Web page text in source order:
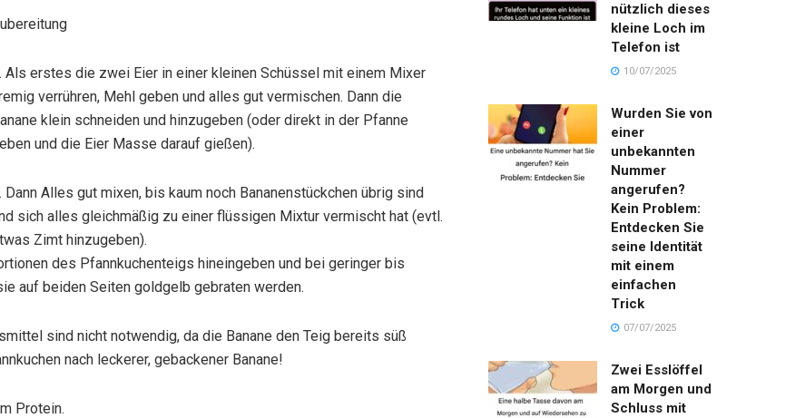
Als erstes die zwei Eier in einer kleinen Schüssel mit einem Mixer
verrühren, Mehl geben und alles gut vermischen. Dann die
klein schneiden und hinzugeben (oder direkt in der Pfanne
und die Eier Masse darauf gießen).
Dann Alles gut mixen, bis kaum noch Bananenstückchen übrig sind
sich alles gleichmäßig zu einer flüssigen Mixtur vermischt hat (evtl.
Zimt hinzugeben).
des Pfannkuchenteigs hineingeben und bei geringer bis
auf beiden Seiten goldgelb gebraten werden.
sind nicht notwendig, da die Banane den Teig bereits süß
nach leckerer, gebackener Banane!
Protein.
nützlich dieses
kleine Loch im
Telefon ist
10/07/2025
Wurden Sie von
einer
unbekannten
Nummer
angerufen?
Kein Problem:
Entdecken Sie
seine Identität
mit einem
einfachen
Trick
07/07/2025
Zwei Esslöffel
am Morgen und
Schluss mit